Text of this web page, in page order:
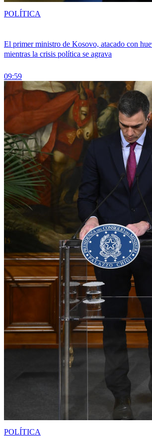
El primer ministro de Kosovo, atacado con
mientras la crisis política se agrava
09:59
POLÍTICA
POLÍTICA